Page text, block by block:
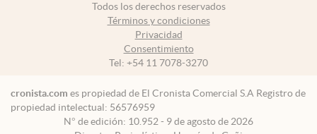
Todos los derechos reservados
Términos y condiciones
Privacidad
Consentimiento
Tel: +54 11 7078-3270
cronista.com es propiedad de El Cronista Comercial S.A Registro de
propiedad intelectual: 56576959
N° de edición: 10.952 - 9 de agosto de 2026